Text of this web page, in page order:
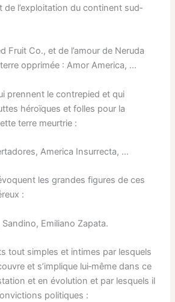
de l’exploitation du continent sud‐
Fruit Co., et de l’amour de Neruda
opprimée : Amor America, …
prennent le contrepied et qui
héroïques et folles pour la
terre meurtrie :
America Insurrecta, …
les grandes figures de ces
:
Sandino, Emiliano Zapata.
tout simples et intimes par lesquels
et s’implique lui‐même dans ce
et en évolution et par lesquels il
politiques :